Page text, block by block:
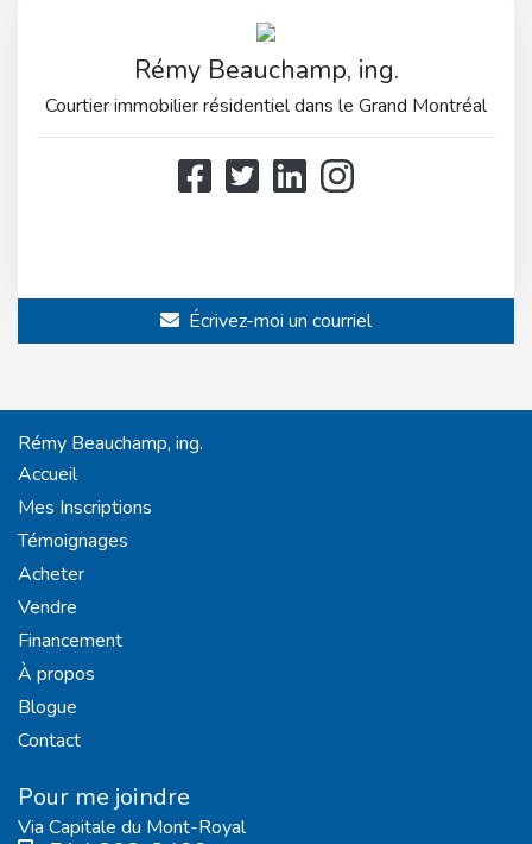
Rémy Beauchamp, ing.
Courtier immobilier résidentiel dans le Grand Montréal
Écrivez-moi un courriel
Rémy Beauchamp, ing.
Accueil
Mes Inscriptions
Témoignages
Acheter
Vendre
Financement
À propos
Blogue
Contact
Pour me joindre
Via Capitale du Mont-Royal